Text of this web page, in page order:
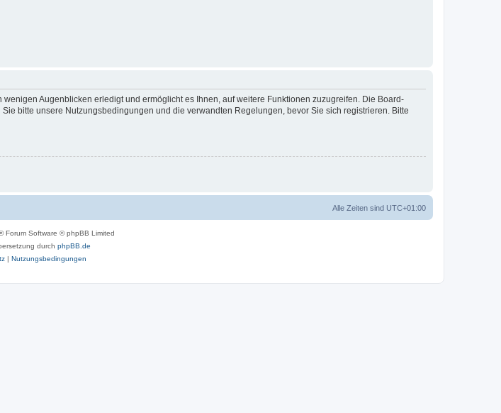
Augenblicken erledigt und ermöglicht es Ihnen, auf weitere Funktionen zuzugreifen. Die Board-
bitte unsere Nutzungsbedingungen und die verwandten Regelungen, bevor Sie sich registrieren. Bitte
Alle Zeiten sind UTC+01:00
Forum Software © phpBB Limited
durch phpBB.de
| Nutzungsbedingungen